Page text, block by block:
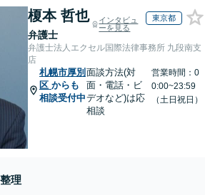
榎本 哲也
弁護士
インタビュ
ーを見る
東京都
弁護士法人エクセル国際法律事務所 九段南支
店
札幌市厚別
区 からも
相談受付中
面談方法(対
面・電話・ビ
デオなど)は応
相談
営業時間：0
0:00~23:59
（土日祝日）
理